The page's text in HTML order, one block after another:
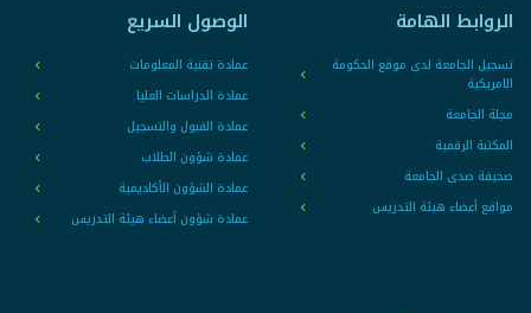
الروابط الهامة
تسجيل الجامعة لدى موقع الحكومة
الامريكية
مجلة الجامعة
المكتبة الرقمية
صحيفة صدى الجامعة
مواقع أعضاء هيئة التدريس
الوصول السريع
عمادة تقنية المعلومات
عمادة الدراسات العليا
عمادة القبول والتسجيل
عمادة شؤون الطلاب
عمادة الشؤون الأكاديمية
عمادة شؤون أعضاء هيئة التدريس